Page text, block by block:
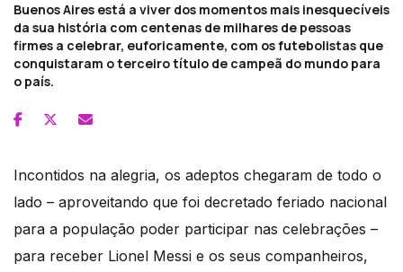
Buenos Aires está a viver dos momentos mais inesquecíveis
da sua história com centenas de milhares de pessoas
firmes a celebrar, euforicamente, com os futebolistas que
conquistaram o terceiro título de campeã do mundo para
o país.
Incontidos na alegria, os adeptos chegaram de todo o
lado – aproveitando que foi decretado feriado nacional
para a população poder participar nas celebrações –
para receber Lionel Messi e os seus companheiros,